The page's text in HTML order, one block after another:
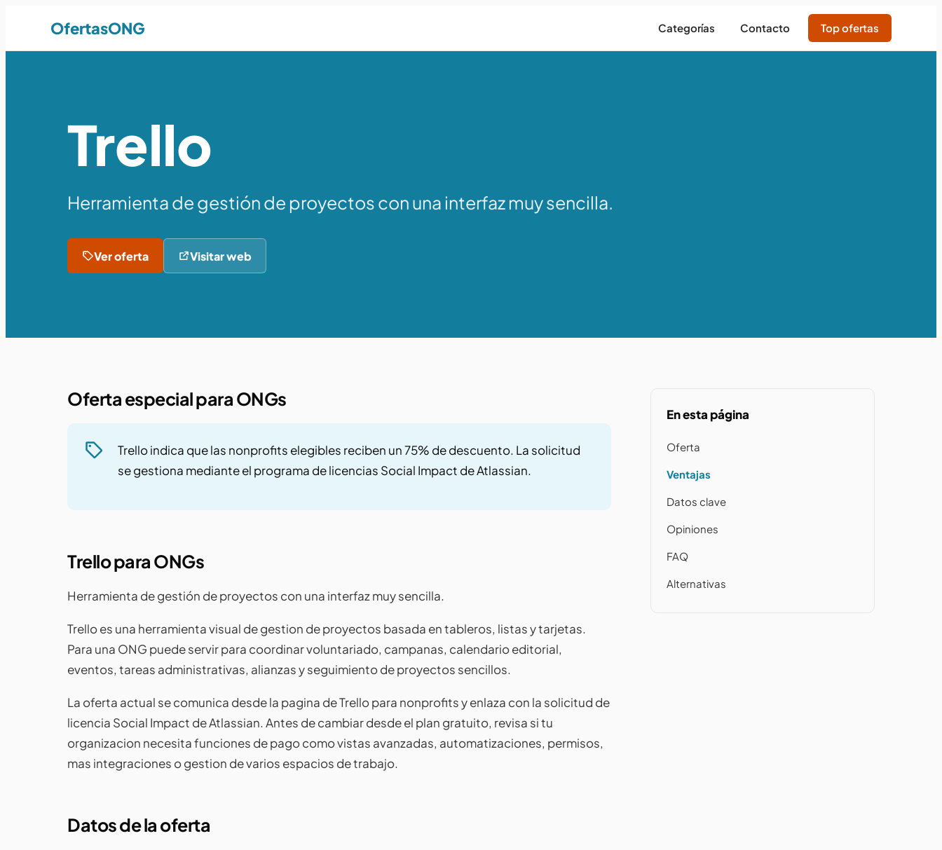
OfertasONG Categorías Contacto Top ofertas
Trello
Herramienta de gestión de proyectos con una interfaz muy sencilla.
Ver oferta Visitar web
Oferta especial para ONGs
Trello indica que las nonprofits elegibles reciben un 75% de descuento. La solicitud
se gestiona mediante el programa de licencias Social Impact de Atlassian.
Trello para ONGs
Herramienta de gestión de proyectos con una interfaz muy sencilla.
Trello es una herramienta visual de gestion de proyectos basada en tableros, listas y tarjetas.
Para una ONG puede servir para coordinar voluntariado, campanas, calendario editorial,
eventos, tareas administrativas, alianzas y seguimiento de proyectos sencillos.
La oferta actual se comunica desde la pagina de Trello para nonprofits y enlaza con la solicitud de
licencia Social Impact de Atlassian. Antes de cambiar desde el plan gratuito, revisa si tu
organizacion necesita funciones de pago como vistas avanzadas, automatizaciones, permisos,
mas integraciones o gestion de varios espacios de trabajo.
Datos de la oferta
En esta página
Oferta
Ventajas
Datos clave
Opiniones
FAQ
Alternativas